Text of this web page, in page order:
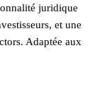
juridique
et une
Adaptée aux